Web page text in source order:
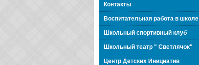
Контакты
Воспитательная работа в школе
Школьный спортивный клуб
Школьный театр " Светлячок"
Центр Детских Инициатив